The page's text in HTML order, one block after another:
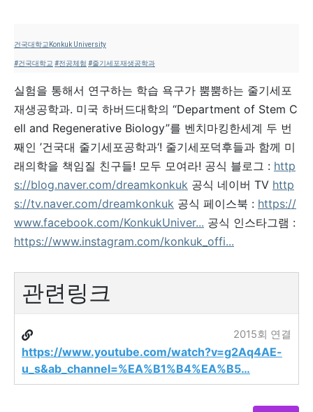
건국대학교Konkuk University
#건국대학교 #전공체험 #줄기세포재생공학과
실험을 통해서 연구하는 학습 욕구가 뿜뿜하는 줄기세포
재생공학과. 미국 하버드대학의 “Department of Stem C
ell and Regenerative Biology”를 벤치마킹한세계 두 번
째인 ’건국대 줄기세포공학과‘! 줄기세포덕후들과 함께 미
래의학을 책임질 친구들! 모두 모여라! 공식 블로그 : http
s://blog.naver.com/dreamkonkuk 공식 네이버 TV http
s://tv.naver.com/dreamkonkuk 공식 페이스북 : https://
www.facebook.com/KonkukUniver... 공식 인스타그램 :
https://www.instagram.com/konkuk_offi...
관련링크
https://www.youtube.com/watch?v=g2Aq4AE-
u_s&ab_channel=%EA%B1%B4%EA%B5…
2015회 연결